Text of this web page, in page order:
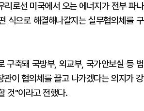
로선 미국에서 오는 에너지가 전부 파나
식으로 해결해나갈지는 실무협의체를 구
구축돼 국방부, 외교부, 국가안보실 등 범
이 협의체를 끌고 나가겠다는 의지가 강
것"이라고 전했다.